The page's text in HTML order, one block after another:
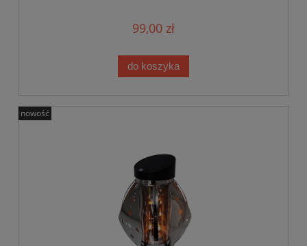
99,00 zł
do koszyka
nowość